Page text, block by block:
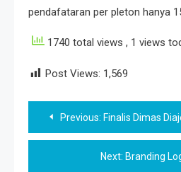
pendafataran per pleton hanya
1740 total views , 1 views
Post Views: 1,569
Post
navigation
Previous: Finalis Dimas
Next: Branding